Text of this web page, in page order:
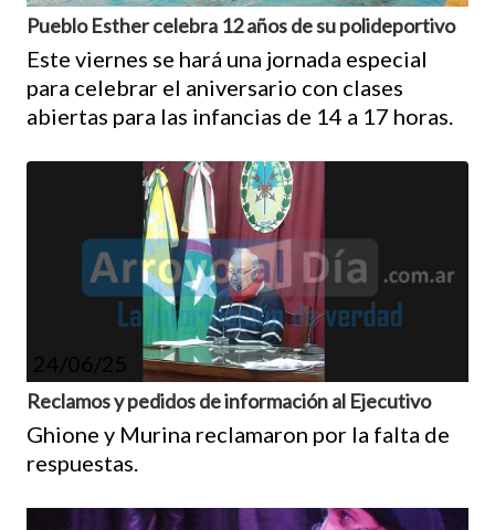
Pueblo Esther celebra 12 años de su polideportivo
Este viernes se hará una jornada especial
para celebrar el aniversario con clases
abiertas para las infancias de 14 a 17 horas.
Reclamos y pedidos de información al Ejecutivo
Ghione y Murina reclamaron por la falta de
respuestas.